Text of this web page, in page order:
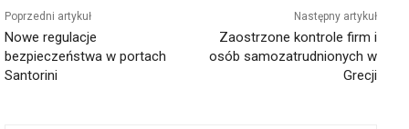
Poprzedni artykuł
Nowe regulacje
bezpieczeństwa w portach
Santorini
Następny artykuł
Zaostrzone kontrole firm i
osób samozatrudnionych w
Grecji